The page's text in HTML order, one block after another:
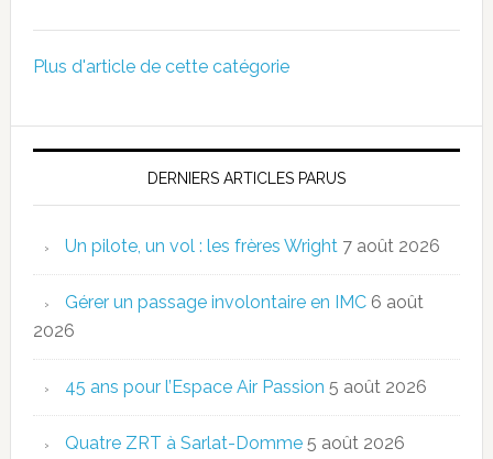
Plus d'article de cette catégorie
DERNIERS ARTICLES PARUS
Un pilote, un vol : les frères Wright 7 août 2026
Gérer un passage involontaire en IMC 6 août
2026
45 ans pour l’Espace Air Passion 5 août 2026
Quatre ZRT à Sarlat-Domme 5 août 2026